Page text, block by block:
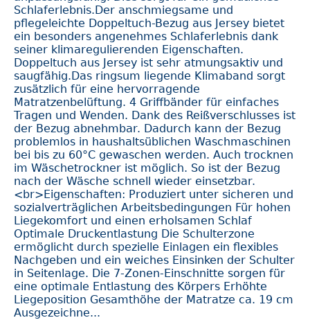
Schlaferlebnis.Der anschmiegsame und
pflegeleichte Doppeltuch-Bezug aus Jersey bietet
ein besonders angenehmes Schlaferlebnis dank
seiner klimaregulierenden Eigenschaften.
Doppeltuch aus Jersey ist sehr atmungsaktiv und
saugfähig.Das ringsum liegende Klimaband sorgt
zusätzlich für eine hervorragende
Matratzenbelüftung. 4 Griffbänder für einfaches
Tragen und Wenden. Dank des Reißverschlusses ist
der Bezug abnehmbar. Dadurch kann der Bezug
problemlos in haushaltsüblichen Waschmaschinen
bei bis zu 60°C gewaschen werden. Auch trocknen
im Wäschetrockner ist möglich. So ist der Bezug
nach der Wäsche schnell wieder einsetzbar.
<br>Eigenschaften: Produziert unter sicheren und
sozialverträglichen Arbeitsbedingungen Für hohen
Liegekomfort und einen erholsamen Schlaf
Optimale Druckentlastung Die Schulterzone
ermöglicht durch spezielle Einlagen ein flexibles
Nachgeben und ein weiches Einsinken der Schulter
in Seitenlage. Die 7-Zonen-Einschnitte sorgen für
eine optimale Entlastung des Körpers Erhöhte
Liegeposition Gesamthöhe der Matratze ca. 19 cm
Ausgezeichne...